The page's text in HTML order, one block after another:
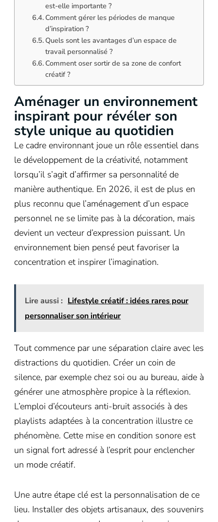
est-elle importante ?
Comment gérer les périodes de manque
d’inspiration ?
Quels sont les avantages d’un espace de
travail personnalisé ?
Comment oser sortir de sa zone de confort
créatif ?
Aménager un environnement
inspirant pour révéler son
style unique au quotidien
Le cadre environnant joue un rôle essentiel dans
le développement de la créativité, notamment
lorsqu’il s’agit d’affirmer sa personnalité de
manière authentique. En 2026, il est de plus en
plus reconnu que l’aménagement d’un espace
personnel ne se limite pas à la décoration, mais
devient un vecteur d’expression puissant. Un
environnement bien pensé peut favoriser la
concentration et inspirer l’imagination.
Lire aussi : Lifestyle créatif : idées rares pour
personnaliser son intérieur
Tout commence par une séparation claire avec les
distractions du quotidien. Créer un coin de
silence, par exemple chez soi ou au bureau, aide à
générer une atmosphère propice à la réflexion.
L’emploi d’écouteurs anti-bruit associés à des
playlists adaptées à la concentration illustre ce
phénomène. Cette mise en condition sonore est
un signal fort adressé à l’esprit pour enclencher
un mode créatif.
Une autre étape clé est la personnalisation de ce
lieu. Installer des objets artisanaux, des souvenirs